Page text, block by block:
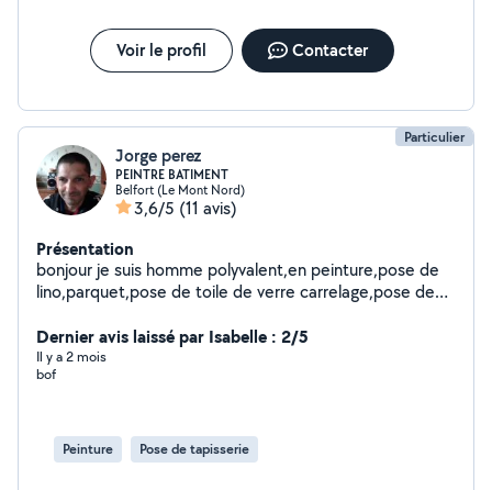
Voir le profil Contacter
Particulier
Jorge perez
PEINTRE BATIMENT
Belfort (Le Mont Nord)
3,6/5 (11 avis)
Présentation
bonjour je suis homme polyvalent,en peinture,pose de
lino,parquet,pose de toile de verre carrelage,pose de
la pose de placo et la pose de bande
Dernier avis laissé par Isabelle : 2/5
Il y a 2 mois
bof
Peinture Pose de tapisserie